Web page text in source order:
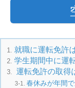
就職に運転免許
学生期間中に運
運転免許の取得
春休みが年間